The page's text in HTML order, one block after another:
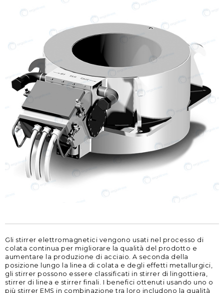
Gli stirrer elettromagnetici vengono usati nel processo di
colata continua per migliorare la qualità del prodotto e
aumentare la produzione di acciaio. A seconda della
posizione lungo la linea di colata e degli effetti metallurgici,
gli stirrer possono essere classificati in stirrer di lingottiera,
stirrer di linea e stirrer finali. I benefici ottenuti usando uno o
più stirrer EMS in combinazione tra loro includono la qualità